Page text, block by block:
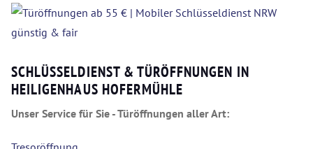
SCHLÜSSELDIENST & TÜRÖFFNUNGEN IN
HEILIGENHAUS HOFERMÜHLE
Unser Service für Sie - Türöffnungen aller Art: